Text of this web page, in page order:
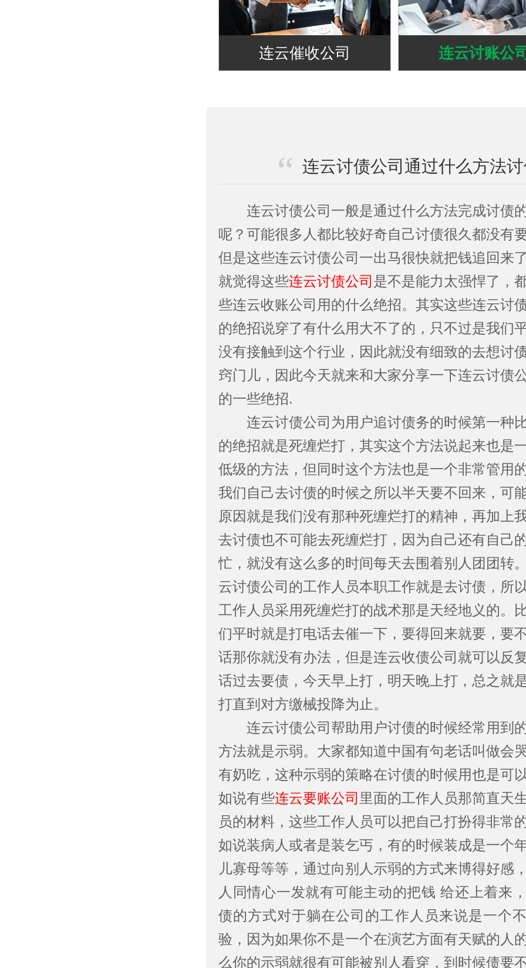
连云催收公司 连云讨账公
连云讨债公司通过什么方法
连云讨债公司一般是通过什么方法完成讨债
呢？可能很多人都比较好奇自己讨债很久都没有
但是这些连云讨债公司一出马很快就把钱追回来
就觉得这些连云讨债公司 是不是能力太强悍了，
些连云收账公司用的什么绝招。其实这些连云讨
的绝招说穿了有什么用大不了的，只不过是我们
没有接触到这个行业，因此就没有细致的去想讨
窍门儿，因此今天就来和大家分享一下连云讨债
的一些绝招.
连云讨债公司为用户追讨债务的时候第一种
的绝招就是死缠烂打，其实这个方法说起来也是
低级的方法，但同时这个方法也是一个非常管用
我们自己去讨债的时候之所以半天要不回来，可
原因就是我们没有那种死缠烂打的精神，再加上
去讨债也不可能去死缠烂打，因为自己还有自己
忙，就没有这么多的时间每天去围着别人团团转
云讨债公司的工作人员本职工作就是去讨债，所
工作人员采用死缠烂打的战术那是天经地义的。
们平时就是打电话去催一下，要得回来就要，要
话那你就没有办法，但是连云收债公司就可以反
话过去要债，今天早上打，明天晚上打，总之就
打直到对方缴械投降为止。
连云讨债公司帮助用户讨债的时候经常用到
方法就是示弱。大家都知道中国有句老话叫做会
有奶吃，这种示弱的策略在讨债的时候用也是可
如说有些连云要账公司 里面的工作人员那简直天
员的材料，这些工作人员可以把自己打扮得非常
如说装病人或者是装乞丐，有的时候装成是一个
儿寡母等等，通过向别人示弱的方式来博得好感
人同情心一发就有可能主动的把钱 给还上着来
债的方式对于躺在公司的工作人员来说是一个
验，因为如果你不是一个在演艺方面有天赋的人
么你的示弱就很有可能被别人看穿，到时候债要